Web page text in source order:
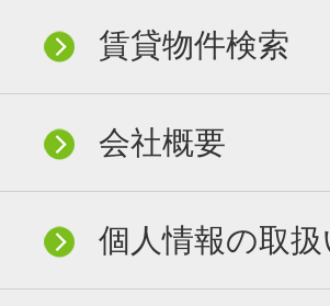
賃貸物件検索
会社概要
個人情報の取